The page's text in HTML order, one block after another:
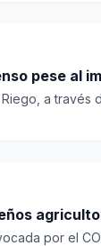
pese al
a través
por el